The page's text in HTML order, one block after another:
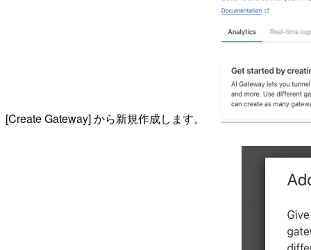
[Create Gateway] から新規作成します。